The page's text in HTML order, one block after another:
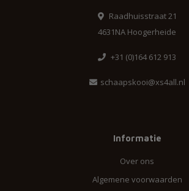
Raadhuisstraat 21
4631NA Hoogerheide
+31 (0)164 612 913
schaapskooi@xs4all.nl
Informatie
Over ons
Algemene voorwaarden